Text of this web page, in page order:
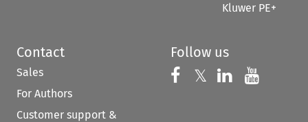
Kluwer PE+
Contact
Sales
For Authors
Customer support &
Follow us
Follow us on
𝕏 Follow us on
Follow us